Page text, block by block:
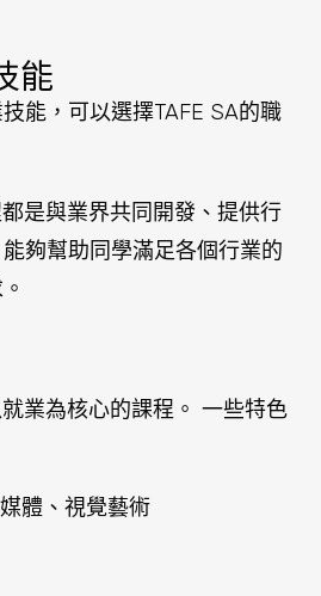
能
能，可以選擇TAFE SA的職
是與業界共同開發、提供行
夠幫助同學滿足各個行業的
業為核心的課程。 一些特色
體、視覺藝術